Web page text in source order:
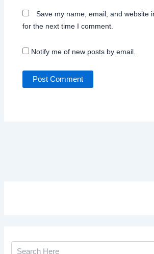
Save my name, email, and website
for the next time I comment.
Notify me of new posts by email.